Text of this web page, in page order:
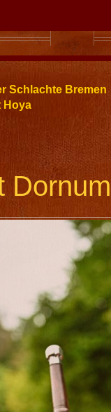
Schlachte Bremen
Hoya
Dornum